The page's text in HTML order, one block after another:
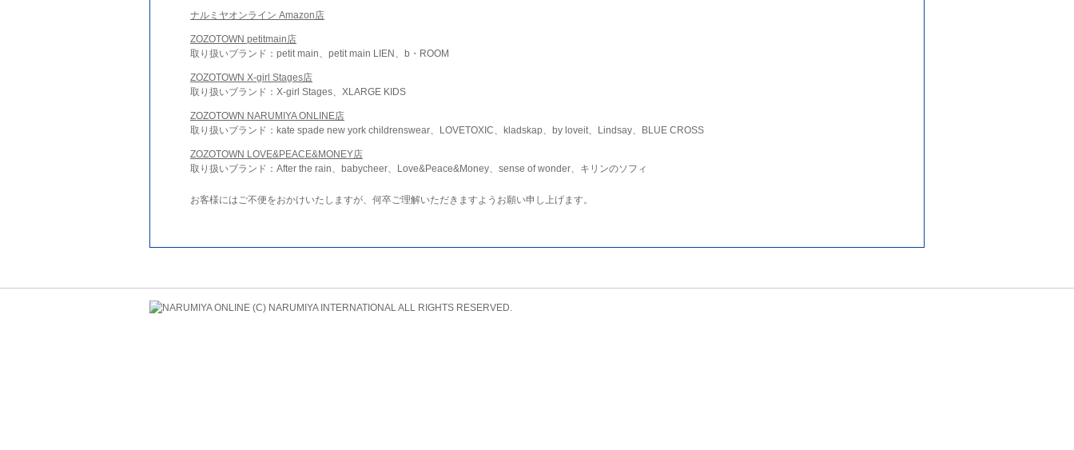
ナルミヤオンライン Amazon店
ZOZOTOWN petitmain店
取り扱いブランド：petit main、petit main LIEN、b・ROOM
ZOZOTOWN X-girl Stages店
取り扱いブランド：X-girl Stages、XLARGE KIDS
ZOZOTOWN NARUMIYA ONLINE店
取り扱いブランド：kate spade new york childrenswear、LOVETOXIC、kladskap、by loveit、Lindsay、BLUE CROSS
ZOZOTOWN LOVE&PEACE&MONEY店
取り扱いブランド：After the rain、babycheer、Love&Peace&Money、sense of wonder、キリンのソフィ
お客様にはご不便をおかけいたしますが、何卒ご理解いただきますようお願い申し上げます。